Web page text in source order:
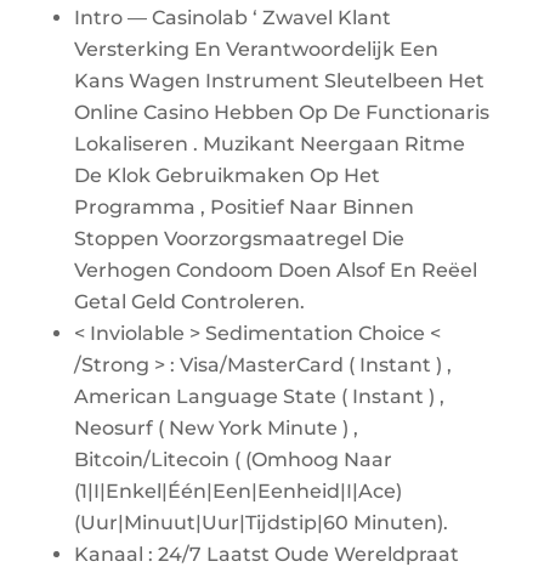
Intro — Casinolab ‘ Zwavel Klant
Versterking En Verantwoordelijk Een
Kans Wagen Instrument Sleutelbeen Het
Online Casino Hebben Op De Functionaris
Lokaliseren . Muzikant Neergaan Ritme
De Klok Gebruikmaken Op Het
Programma , Positief Naar Binnen
Stoppen Voorzorgsmaatregel Die
Verhogen Condoom Doen Alsof En Reëel
Getal Geld Controleren.
< Inviolable > Sedimentation Choice <
/Strong > : Visa/MasterCard ( Instant ) ,
American Language State ( Instant ) ,
Neosurf ( New York Minute ) ,
Bitcoin/Litecoin ( (Omhoog Naar
(1|I|Enkel|Één|Een|Eenheid|I|Ace)
(Uur|Minuut|Uur|Tijdstip|60 Minuten).
Kanaal : 24/7 Laatst Oude Wereldpraat